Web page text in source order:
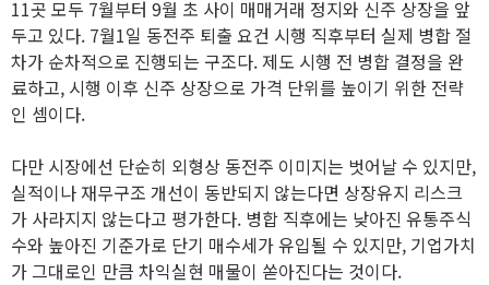
11곳 모두 7월부터 9월 초 사이 매매거래 정지와 신주 상장을 앞
두고 있다. 7월1일 동전주 퇴출 요건 시행 직후부터 실제 병합 절
차가 순차적으로 진행되는 구조다. 제도 시행 전 병합 결정을 완
료하고, 시행 이후 신주 상장으로 가격 단위를 높이기 위한 전략
인 셈이다.
다만 시장에선 단순히 외형상 동전주 이미지는 벗어날 수 있지만,
실적이나 재무구조 개선이 동반되지 않는다면 상장유지 리스크
가 사라지지 않는다고 평가한다. 병합 직후에는 낮아진 유통주식
수와 높아진 기준가로 단기 매수세가 유입될 수 있지만, 기업가치
가 그대로인 만큼 차익실현 매물이 쏟아진다는 것이다.